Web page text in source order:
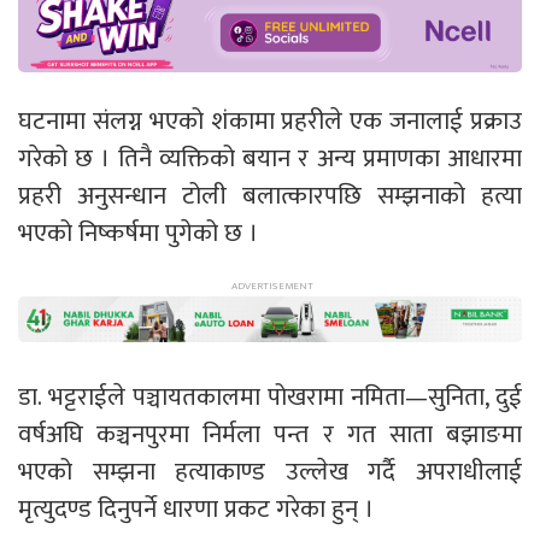
घटनामा संलग्न भएको शंकामा प्रहरीले एक जनालाई प्रक्राउ
गरेको छ । तिनै व्यक्तिको बयान र अन्य प्रमाणका आधारमा
प्रहरी अनुसन्धान टोली बलात्कारपछि सम्झनाको हत्या
भएको निष्कर्षमा पुगेको छ ।
डा. भट्टराईले पञ्चायतकालमा पोखरामा नमिता—सुनिता, दुई
वर्षअघि कञ्चनपुरमा निर्मला पन्त र गत साता बझाङमा
भएको सम्झना हत्याकाण्ड उल्लेख गर्दै अपराधीलाई
मृत्युदण्ड दिनुपर्ने धारणा प्रकट गरेका हुन् ।